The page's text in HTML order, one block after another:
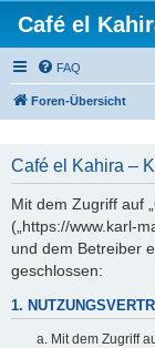
Café el
FAQ
Foren-Übersicht
Café el Kahira –
Mit dem Zugriff auf
(„https://www.karl-
und dem Betreiber
geschlossen:
1.
Mit dem Zugriff